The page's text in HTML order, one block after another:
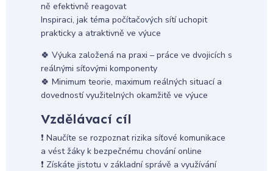
ně efektivně reagovat
Inspiraci, jak téma počítačových sítí uchopit
prakticky a atraktivně ve výuce
🍀 Výuka založená na praxi – práce ve dvojicích s
reálnými síťovými komponenty
🍀 Minimum teorie, maximum reálných situací a
dovedností využitelných okamžitě ve výuce
Vzdělávací cíl
❗ Naučíte se rozpoznat rizika síťové komunikace
a vést žáky k bezpečnému chování online
❗ Získáte jistotu v základní správě a využívání